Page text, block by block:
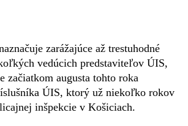
zarážajúce až trestuhodné
vedúcich predstaviteľov ÚIS,
začiatkom augusta tohto roka
ÚIS, ktorý už niekoľko rokov
inšpekcie v Košiciach.